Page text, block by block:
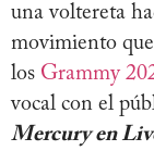
una voltereta
movimiento
los Grammy
vocal con el
Mercury en